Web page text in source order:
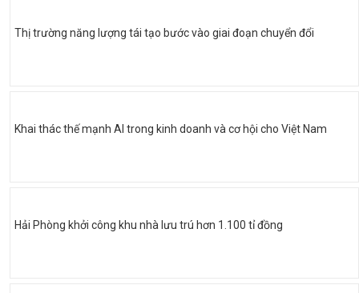
Thị trường năng lượng tái tạo bước vào giai đoạn chuyển đổi
Khai thác thế mạnh AI trong kinh doanh và cơ hội cho Việt Nam
Hải Phòng khởi công khu nhà lưu trú hơn 1.100 tỉ đồng